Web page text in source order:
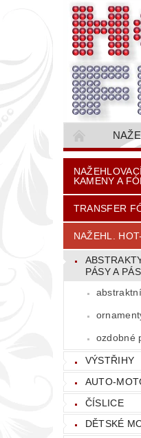
NAŠÍVACÍ
VŠE PRO
CENÍK
KAMENY A
TRANSFER
NAŽEHL.
PÁSY A
ozdobné
VÝSTŘIHY
AUTO-
ČÍSLICE
DĚTSKÉ